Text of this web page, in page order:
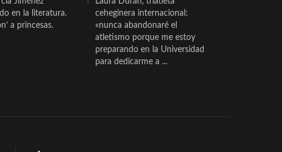
en la literatura.
a princesas.
ceheginera internacional:
«nunca abandonaré el
atletismo porque me estoy
preparando en la Universidad
para dedicarme a ...